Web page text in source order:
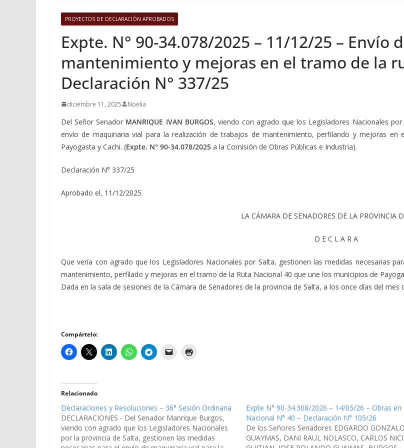
PROYECTOS DE DECLARACIÓN APROBADOS
Expte. N° 90-34.078/2025 – 11/12/25 –
mantenimiento y mejoras en el tramo de la
Declaración N° 337/25
diciembre 11, 2025 Noelia
Del Señor Senador MANRIQUE IVAN BURGOS, viendo con agrado que los Legisladores Nacionales
envío de maquinaria vial para la realización de trabajos de mantenimiento, perfilando y mejoras
Payogasta y Cachi. (Expte. N° 90-34.078/2025 a la Comisión de Obras Públicas e Industria).
Declaración N° 337/25
Aprobado el, 11/12/2025.
LA CÁMARA DE SENADORES DE LA PROVINCIA
D E C L A R A
Que vería con agrado que los Legisladores Nacionales por Salta, gestionen las medidas necesarias
mantenimiento, perfilado y mejoras en el tramo de la Ruta Nacional 40 que une los municipios de
Dada en la sala de sesiones de la Cámara de Senadores de la provincia de Salta, a los once días del
Compártelo:
Relacionado
Declaraciones y Resoluciones – 36° Sesión Ordinaria
DECLARACIONES - Del Senador Manrique Burgos,
viendo con agrado que los Legisladores Nacionales
por la provincia de Salta, gestionen las medidas
Expte N° 90-34.308/2026 – 14/05/26 – Obras en
Nacional N° 40 – Declaración N° 105/26
De los Señores Senadores EDGARDO GONZALO
GUAYMAS, DANI RAUL NOLASCO, CARLOS